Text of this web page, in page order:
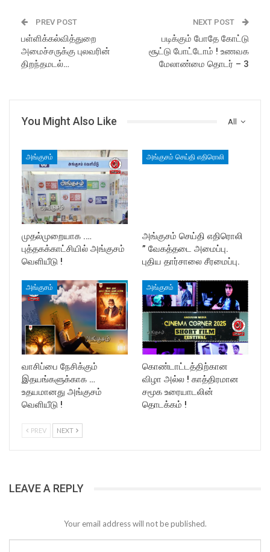
PREV POST
பள்ளிக்கல்வித்துறை
அமைச்சருக்கு புலவரின்
திறந்தமடல்…
NEXT POST
படிக்கும் போதே கோட்டு
சூட்டு போட்டோம் ! உணவக
மேலாண்மை தொடர் – 3
All
You Might Also Like
அங்குசம்
முதல்முறையாக .…
புத்தகக்காட்சியில் அங்குசம்
வெளியீடு !
அங்குசம் செய்தி எதிரொலி
அங்குசம் செய்தி எதிரொலி
” வேகத்தடை அமைப்பு.
புதிய தார்சாலை சீரமைப்பு.
அங்குசம்
வாசிப்பை நேசிக்கும்
இதயங்களுக்காக …
உதயமானது அங்குசம்
வெளியீடு !
அங்குசம்
கொண்டாட்டத்திற்கான
விழா அல்ல ! காத்திரமான
சமூக உரையாடலின்
தொடக்கம் !
PREV NEXT
LEAVE A REPLY
Your email address will not be published.